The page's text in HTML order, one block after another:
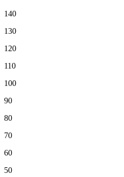
140
130
120
110
100
90
80
70
60
50